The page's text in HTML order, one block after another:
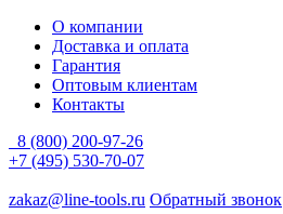
О компании
Доставка и оплата
Гарантия
Оптовым клиентам
Контакты
8 (800) 200-97-26
+7 (495) 530-70-07
zakaz@line-tools.ru Обратный звонок